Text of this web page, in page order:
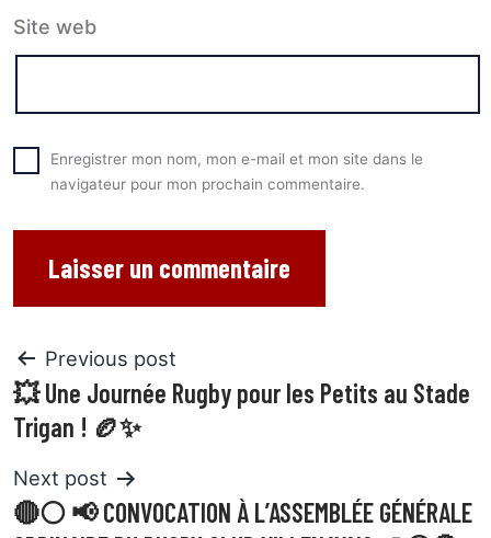
Site web
Enregistrer mon nom, mon e-mail et mon site dans le
navigateur pour mon prochain commentaire.
Previous post
💥 Une Journée Rugby pour les Petits au Stade
Trigan ! 🏉✨
Next post
🔴⚪ 📢 CONVOCATION À L’ASSEMBLÉE GÉNÉRALE